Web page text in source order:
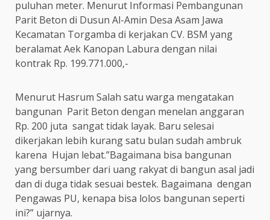
puluhan meter. Menurut Informasi Pembangunan
Parit Beton di Dusun Al-Amin Desa Asam Jawa
Kecamatan Torgamba di kerjakan CV. BSM yang
beralamat Aek Kanopan Labura dengan nilai
kontrak Rp. 199.771.000,-
Menurut Hasrum Salah satu warga mengatakan
bangunan Parit Beton dengan menelan anggaran
Rp. 200 juta sangat tidak layak. Baru selesai
dikerjakan lebih kurang satu bulan sudah ambruk
karena Hujan lebat.”Bagaimana bisa bangunan
yang bersumber dari uang rakyat di bangun asal jadi
dan di duga tidak sesuai bestek. Bagaimana dengan
Pengawas PU, kenapa bisa lolos bangunan seperti
ini?” ujarnya.